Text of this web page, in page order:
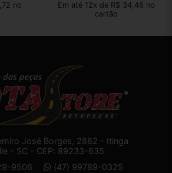
no
Em até 12x de R$ 34,46 no
cartão
José Borges, 2882 - Itinga
- SC - CEP: 89233-635
9506
(47) 99789-0325